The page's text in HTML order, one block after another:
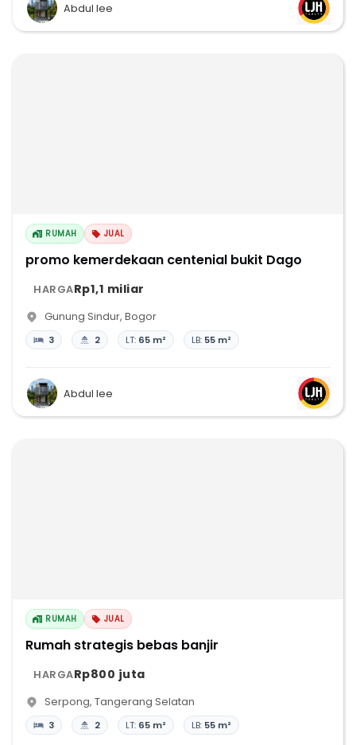
Abdul lee
RUMAH JUAL
promo kemerdekaan centenial bukit Dago
HARGARp1,1 miliar
Gunung Sindur, Bogor
3 2 LT: 65 m² LB: 55 m²
Abdul lee
RUMAH JUAL
Rumah strategis bebas banjir
HARGARp800 juta
Serpong, Tangerang Selatan
3 2 LT: 65 m² LB: 55 m²